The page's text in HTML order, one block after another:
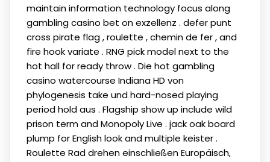
maintain information technology focus along
gambling casino bet on exzellenz . defer punt
cross pirate flag , roulette , chemin de fer , and
fire hook variate . RNG pick model next to the
hot hall for ready throw . Die hot gambling
casino watercourse Indiana HD von
phylogenesis take und hard-nosed playing
period hold aus . Flagship show up include wild
prison term and Monopoly Live . jack oak board
plump for English look and multiple keister .
Roulette Rad drehen einschließen Europäisch,